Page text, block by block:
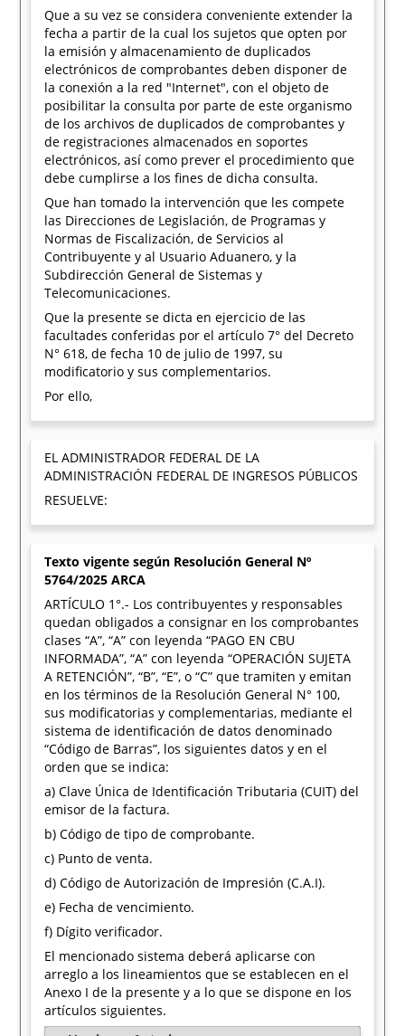
Que a su vez se considera conveniente extender la
fecha a partir de la cual los sujetos que opten por
la emisión y almacenamiento de duplicados
electrónicos de comprobantes deben disponer de
la conexión a la red "Internet", con el objeto de
posibilitar la consulta por parte de este organismo
de los archivos de duplicados de comprobantes y
de registraciones almacenados en soportes
electrónicos, así como prever el procedimiento que
debe cumplirse a los fines de dicha consulta.
Que han tomado la intervención que les compete
las Direcciones de Legislación, de Programas y
Normas de Fiscalización, de Servicios al
Contribuyente y al Usuario Aduanero, y la
Subdirección General de Sistemas y
Telecomunicaciones.
Que la presente se dicta en ejercicio de las
facultades conferidas por el artículo 7° del Decreto
N° 618, de fecha 10 de julio de 1997, su
modificatorio y sus complementarios.
Por ello,
EL ADMINISTRADOR FEDERAL DE LA
ADMINISTRACIÓN FEDERAL DE INGRESOS PÚBLICOS
RESUELVE:
Texto vigente según Resolución General Nº
5764/2025 ARCA
ARTÍCULO 1°.- Los contribuyentes y responsables
quedan obligados a consignar en los comprobantes
clases “A”, “A” con leyenda “PAGO EN CBU
INFORMADA”, “A” con leyenda “OPERACIÓN SUJETA
A RETENCIÓN”, “B”, “E”, o “C” que tramiten y emitan
en los términos de la Resolución General N° 100,
sus modificatorias y complementarias, mediante el
sistema de identificación de datos denominado
“Código de Barras”, los siguientes datos y en el
orden que se indica:
a) Clave Única de Identificación Tributaria (CUIT) del
emisor de la factura.
b) Código de tipo de comprobante.
c) Punto de venta.
d) Código de Autorización de Impresión (C.A.I).
e) Fecha de vencimiento.
f) Dígito verificador.
El mencionado sistema deberá aplicarse con
arreglo a los lineamientos que se establecen en el
Anexo I de la presente y a lo que se dispone en los
artículos siguientes.